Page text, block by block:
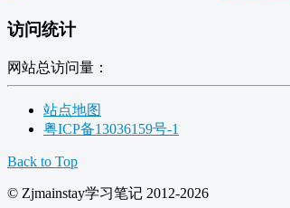
访问统计
网站总访问量：
站点地图
粤ICP备13036159号-1
Back to Top
© Zjmainstay学习笔记 2012-2026